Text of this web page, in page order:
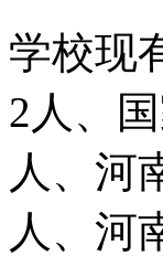
学校现
2人、
人、河
人、河